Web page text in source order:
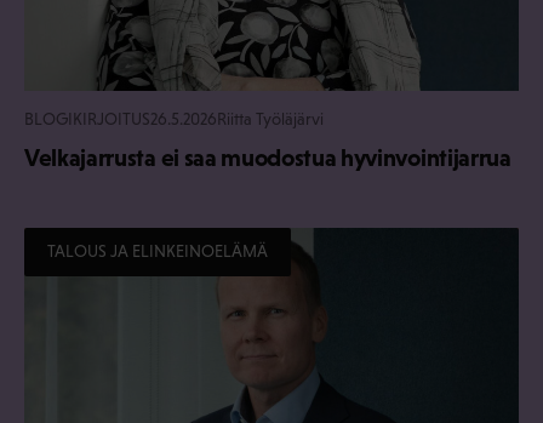
BLOGIKIRJOITUS26.5.2026Riitta Työläjärvi
Velkajarrusta ei saa muodostua hyvinvointijarrua
TALOUS JA ELINKEINOELÄMÄ